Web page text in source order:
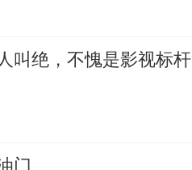
叫绝，不愧是影视标杆
门